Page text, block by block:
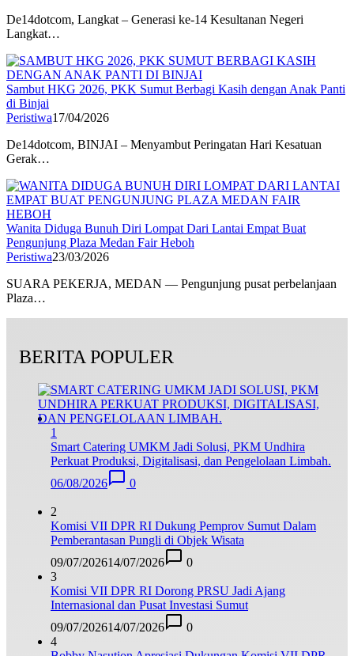
De14dotcom, Langkat – Generasi ke-14 Kesultanan Negeri
Langkat…
Sambut HKG 2026, PKK Sumut Berbagi Kasih dengan Anak Panti
di Binjai
Peristiwa17/04/2026
De14dotcom, BINJAI – Menyambut Peringatan Hari Kesatuan
Gerak…
Wanita Diduga Bunuh Diri Lompat Dari Lantai Empat ‎Buat
Pengunjung Plaza Medan Fair Heboh
Peristiwa23/03/2026
SUARA PEKERJA, MEDAN — Pengunjung pusat perbelanjaan
Plaza…
BERITA POPULER
1
Smart Catering UMKM Jadi Solusi, PKM Undhira
Perkuat Produksi, Digitalisasi, dan Pengelolaan Limbah.
06/08/2026
0
2
Komisi VII DPR RI Dukung Pemprov Sumut Dalam
Pemberantasan Pungli di Objek Wisata
09/07/202614/07/2026
0
3
Komisi VII DPR RI Dorong PRSU Jadi Ajang
Internasional dan Pusat Investasi Sumut
09/07/202614/07/2026
0
4